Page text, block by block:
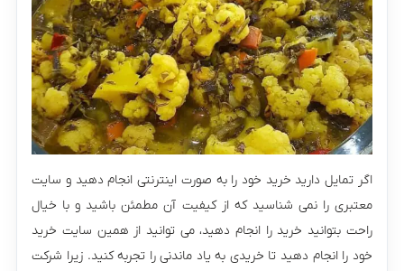
اگر تمایل دارید خرید خود را به صورت اینترنتی انجام دهید و سایت
معتبری را نمی شناسید که از کیفیت آن مطمئن باشید و با خیال
راحت بتوانید خرید را انجام دهید، می توانید از همین سایت خرید
خود را انجام دهید تا خریدی به یاد ماندنی را تجربه کنید. زیرا شرکت